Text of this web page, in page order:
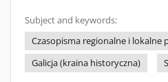
Subject and keywords:
Czasopisma regionalne i lokalne
Galicja (kraina historyczna)